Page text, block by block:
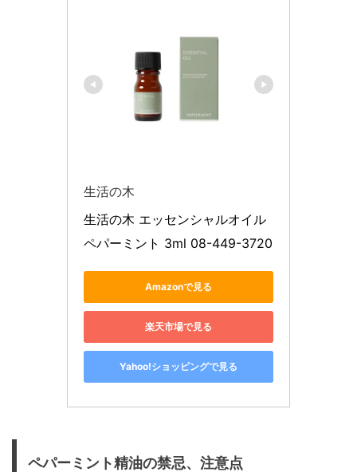
生活の木
生活の木 エッセンシャルオイル
ペパーミント 3ml 08-449-3720
Amazonで見る
楽天市場で見る
Yahoo!ショッピングで見る
ペパーミント精油の禁忌、注意点